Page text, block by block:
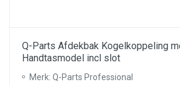
Q-Parts Afdekbak Kogelkoppeling
Handtasmodel incl slot
Merk: Q-Parts Professional